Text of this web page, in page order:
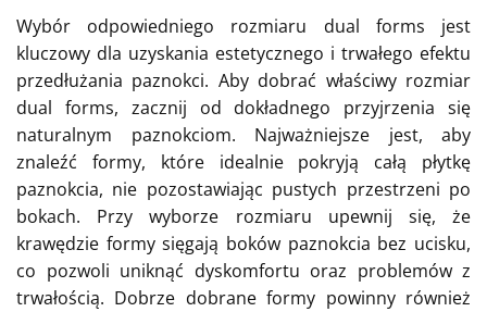
Wybór odpowiedniego rozmiaru dual forms jest
kluczowy dla uzyskania estetycznego i trwałego efektu
przedłużania paznokci. Aby dobrać właściwy rozmiar
dual forms, zacznij od dokładnego przyjrzenia się
naturalnym paznokciom. Najważniejsze jest, aby
znaleźć formy, które idealnie pokryją całą płytkę
paznokcia, nie pozostawiając pustych przestrzeni po
bokach. Przy wyborze rozmiaru upewnij się, że
krawędzie formy sięgają boków paznokcia bez ucisku,
co pozwoli uniknąć dyskomfortu oraz problemów z
trwałością. Dobrze dobrane formy powinny również